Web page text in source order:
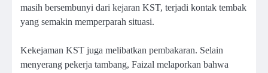
masih bersembunyi dari kejaran KST, terjadi kontak tembak
yang semakin memperparah situasi.
Kekejaman KST juga melibatkan pembakaran. Selain
menyerang pekerja tambang, Faizal melaporkan bahwa